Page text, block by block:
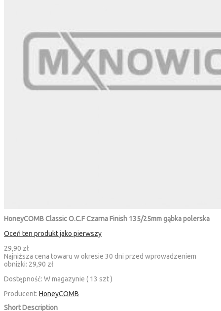
HoneyCOMB Classic O.C.F Czarna Finish 135/25mm gąbka polerska
Oceń ten produkt jako pierwszy
29,90 zł
Najniższa cena towaru w okresie 30 dni przed wprowadzeniem
obniżki: 29,90 zł
Dostępność: W magazynie ( 13 szt )
Producent: HoneyCOMB
Short Description